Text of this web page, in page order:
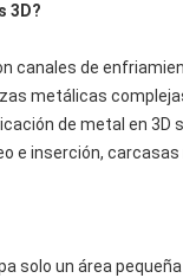
3D?
canales de
metálicas
de metal en
e inserción,
solo un área